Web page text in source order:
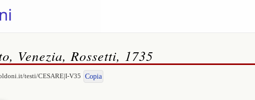
Venezia, Rossetti, 1735
testi/CESARE|I-V35 Copia